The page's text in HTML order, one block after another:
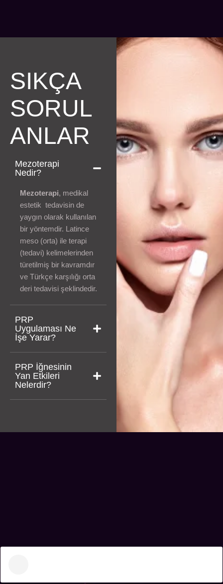
SIKÇA
SORUL
ANLAR
Mezoterapi
Nedir?
Mezoterapi, medikal
estetik tedavisin de
yaygın olarak kullanılan
bir yöntemdir. Latince
meso (orta) ile terapi
(tedavi) kelimelerinden
türetilmiş bir kavramdır
ve Türkçe karşılığı orta
deri tedavisi şeklindedir.
PRP
Uygulaması Ne
İşe Yarar?
PRP İğnesinin
Yan Etkileri
Nelerdir?